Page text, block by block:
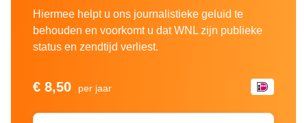
Hiermee helpt u ons journalistieke geluid te
behouden en voorkomt u dat WNL zijn publieke
status en zendtijd verliest.
€ 8,50 per jaar